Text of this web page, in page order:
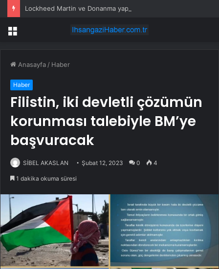
Menü
Anasayfa / Haber
Haber
Filistin, iki devletli çözümün
korunması talebiyle BM’ye
başvuracak
SİBEL AKASLAN Şubat 12, 2023 0 4
1 dakika okuma süresi